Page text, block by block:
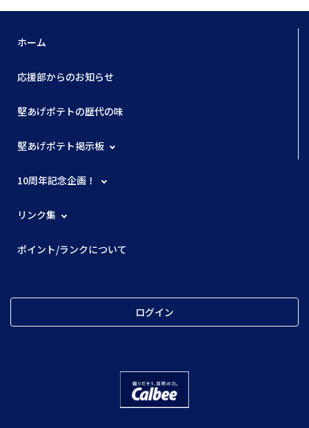
ホーム
応援部からのお知らせ
堅あげポテトの歴代の味
堅あげポテト掲示板
10周年記念企画！
リンク集
ポイント/ランクについて
ログイン